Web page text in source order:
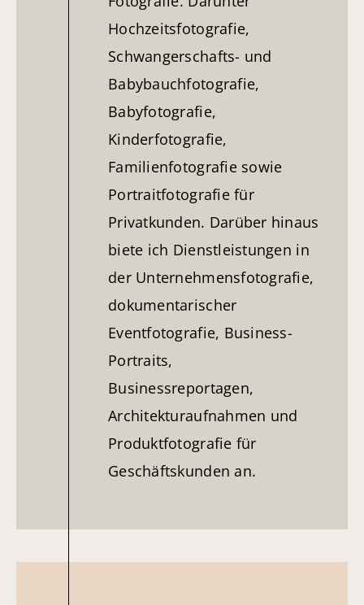
Hochzeitsfotografie,
Schwangerschafts- und
Babybauchfotografie,
Babyfotografie,
Kinderfotografie,
Familienfotografie sowie
Portraitfotografie für
Privatkunden. Darüber hinaus
biete ich Dienstleistungen in
der Unternehmensfotografie,
dokumentarischer
Eventfotografie, Business-
Portraits,
Businessreportagen,
Architekturaufnahmen und
Produktfotografie für
Geschäftskunden an.